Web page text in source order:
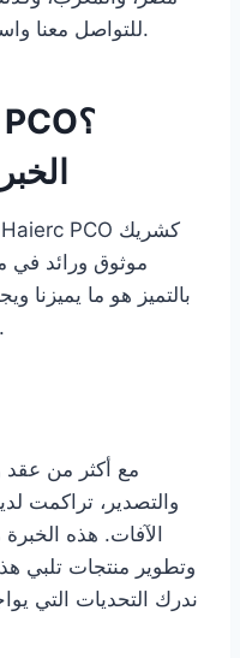
للتواصل معنا واستكشاف فرص الشراكة المثمرة.
موثوق ورائد في
بالتميز هو ما يميزنا
مسامير الحمام وأشواك الطيور.
والتصدير، تراكمت
الآفات. هذه
وتطوير منتجات تلبي
ندرك التحديات التي